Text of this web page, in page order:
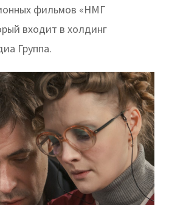
фильмов «НМГ
входит в холдинг
Группа.